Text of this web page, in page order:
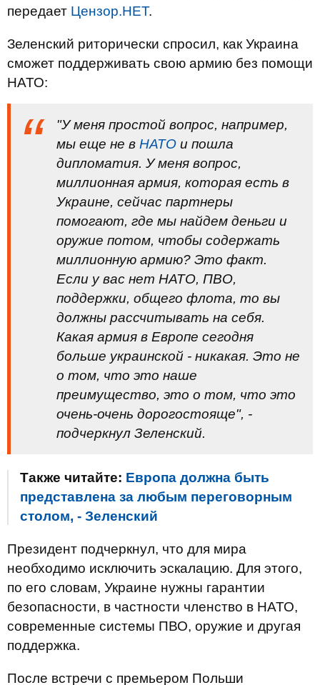
передает Цензор.НЕТ.
Зеленский риторически спросил, как Украина
сможет поддерживать свою армию без помощи
НАТО:
"У меня простой вопрос, например,
мы еще не в НАТОи пошла
дипломатия. У меня вопрос,
миллионная армия, которая есть в
Украине, сейчас партнеры
помогают, где мы найдем деньги и
оружие потом, чтобы содержать
миллионную армию? Это факт.
Если у вас нет НАТО, ПВО,
поддержки, общего флота, то вы
должны рассчитывать на себя.
Какая армия в Европе сегодня
больше украинской - никакая. Это не
о том, что это наше
преимущество, это о том, что это
очень-очень дорогостояще", -
подчеркнул Зеленский.
Также читайте: Европа должна быть
представлена ​​за любым переговорным
столом, - Зеленский
Президент подчеркнул, что для мира
необходимо исключить эскалацию. Для этого,
по его словам, Украине нужны гарантии
безопасности, в частности членство в НАТО,
современные системы ПВО, оружие и другая
поддержка.
После встречи с премьером Польши